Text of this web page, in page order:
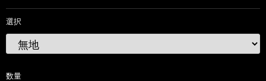
選択
数量